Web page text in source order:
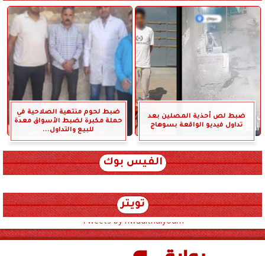
ضبط لص أحذية المصلين بعد
تداول فيديو الواقعة بسوهاج
ضبط لحوم منتهية الصلاحية في
حملة مكبرة لضبط الأسواق معدة
للبيع والتداول...
الفيس بوك
تويتر
Tweets by hwadithalyoum